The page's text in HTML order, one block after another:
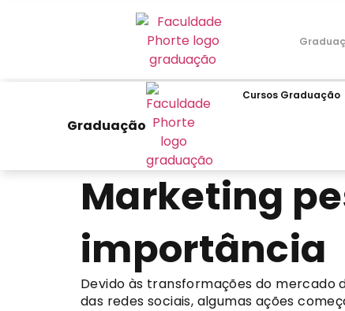
Graduação
Cursos Graduação
Marketing
importância
Devido às transformações do mercado
das redes sociais, algumas ações